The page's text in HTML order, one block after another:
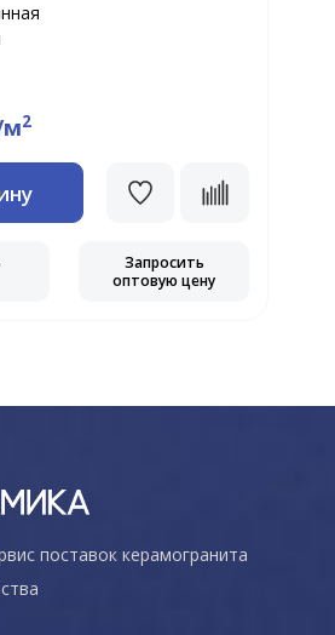
м2
Запросить
оптовую цену
поставок керамогранита